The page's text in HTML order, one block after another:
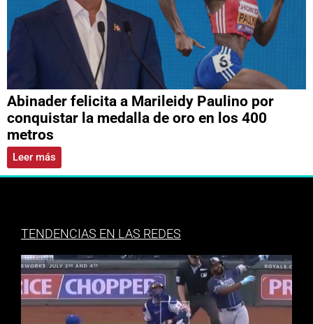
Abinader felicita a Marileidy Paulino por
conquistar la medalla de oro en los 400
metros
Leer más
TENDENCIAS EN LAS REDES